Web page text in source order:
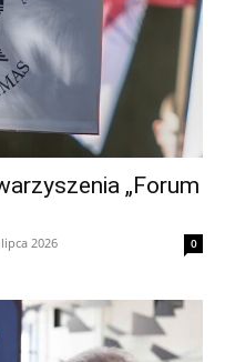
„Forum
2026 0